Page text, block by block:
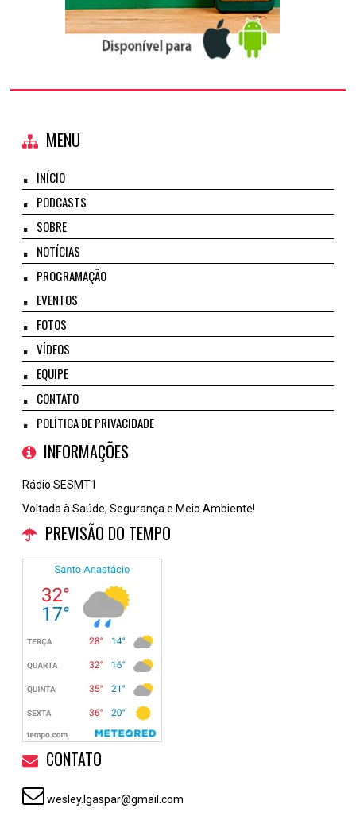
MENU
INÍCIO
PODCASTS
SOBRE
NOTÍCIAS
PROGRAMAÇÃO
EVENTOS
FOTOS
VÍDEOS
EQUIPE
CONTATO
POLÍTICA DE PRIVACIDADE
INFORMAÇÕES
Rádio SESMT1
Voltada à Saúde, Segurança e Meio Ambiente!
PREVISÃO DO TEMPO
CONTATO
wesley.lgaspar@gmail.com